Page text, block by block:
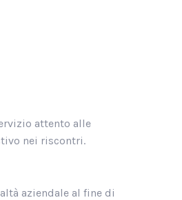
attento alle
nei riscontri.
aziendale al fine di